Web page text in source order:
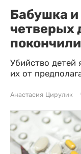
Бабушка и
четверых
Убийство
их от
Анастасия Цирулик